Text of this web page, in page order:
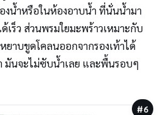
งน้ำหรือในห้องอาบน้ำ ที่นั่นน้ำมา
เร็ว ส่วนพรมใยมะพร้าวเหมาะกับ
ยาบขูดโคลนออกจากรองเท้าได้
มันจะไม่ซับน้ำเลย และพื้นรอบๆ
#6